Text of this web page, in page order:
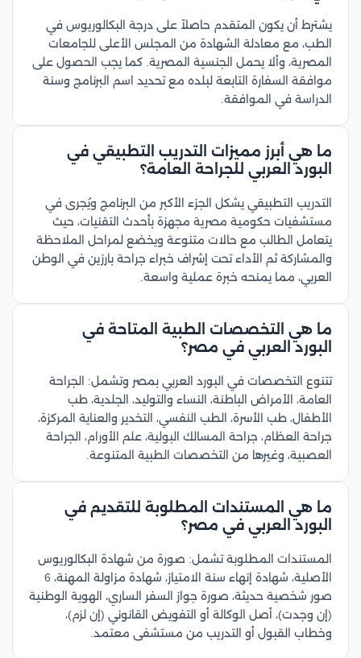
يشترط أن يكون المتقدم حاصلاً على درجة البكالوريوس في
الطب، مع معادلة الشهادة من المجلس الأعلى للجامعات
المصرية، وألا يحمل الجنسية المصرية. كما يجب الحصول على
موافقة السفارة التابعة لبلده مع تحديد اسم البرنامج وسنة
الدراسة في الموافقة.
ما هي أبرز مميزات التدريب التطبيقي في
البورد العربي للجراحة العامة؟
التدريب التطبيقي يشكل الجزء الأكبر من البرنامج ويُجرى في
مستشفيات حكومية مصرية مجهزة بأحدث التقنيات، حيث
يتعامل الطالب مع حالات متنوعة ويخضع لمراحل الملاحظة
والمشاركة ثم الأداء تحت إشراف خبراء جراحة بارزين في الوطن
العربي، مما يمنحه خبرة عملية واسعة.
ما هي التخصصات الطبية المتاحة في
البورد العربي في مصر؟
تتنوع التخصصات في البورد العربي بمصر وتشمل: الجراحة
العامة، الأمراض الباطنة، النساء والتوليد، الجلدية، طب
الأطفال، طب الأسرة، الطب النفسي، التخدير والعناية المركزة،
جراحة العظام، جراحة المسالك البولية، علم الأورام، الجراحة
العصبية، وغيرها من التخصصات الطبية المتنوعة.
ما هي المستندات المطلوبة للتقديم في
البورد العربي في مصر؟
المستندات المطلوبة تشمل: صورة من شهادة البكالوريوس
الأصلية، شهادة إنهاء سنة الامتياز، شهادة مزاولة المهنة، 6
صور شخصية حديثة، صورة جواز السفر الساري، الهوية الوطنية
(إن وجدت)، أصل الوكالة أو التفويض القانوني (إن لزم)،
وخطاب القبول أو التدريب من مستشفى معتمد.